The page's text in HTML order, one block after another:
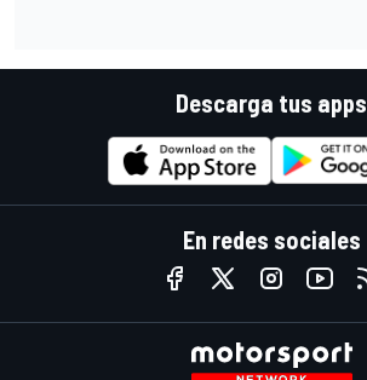
Descarga tus apps
En redes sociales